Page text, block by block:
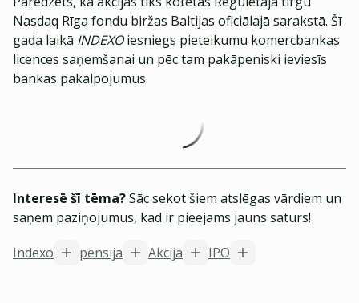
Nasdaq Rīga fondu biržas Baltijas oficiālajā sarakstā. Šī
gada laikā INDEXOiesniegs pieteikumu komercbankas
licences saņemšanai un pēc tam pakāpeniski ieviesīs
bankas pakalpojumus.
Interesē šī tēma?Sāc sekot šiem atslēgas vārdiem un
saņem paziņojumus, kad ir pieejams jauns saturs!
Indexo
pensija Akcija IPO